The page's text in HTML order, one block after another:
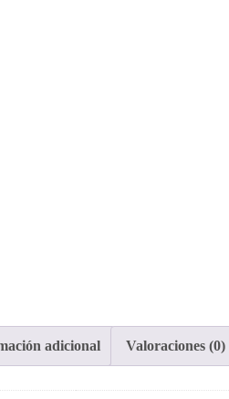
adicional Valoraciones (0)